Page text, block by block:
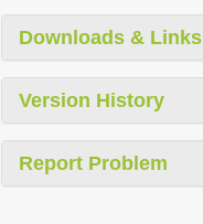
Downloads & Links
Version History
Report Problem